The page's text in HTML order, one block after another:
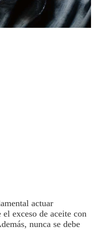
actuar
el exceso de aceite con
nunca se debe